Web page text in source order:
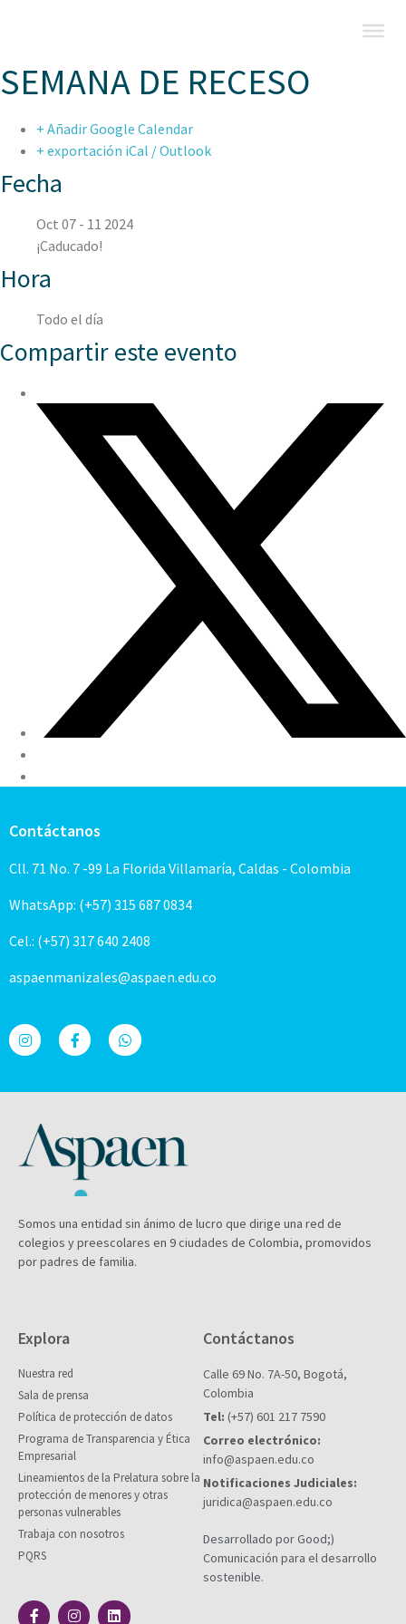
SEMANA DE RECESO
+ Añadir Google Calendar
+ exportación iCal / Outlook
Fecha
Oct 07 - 11 2024
¡Caducado!
Hora
Todo el día
Compartir este evento
Contáctanos
Cll. 71 No. 7 -99 La Florida Villamaría, Caldas - Colombia
WhatsApp: (+57) 315 687 0834
Cel.: (+57) 317 640 2408
aspaenmanizales@aspaen.edu.co
Somos una entidad sin ánimo de lucro que dirige una red de
colegios y preescolares en 9 ciudades de Colombia, promovidos
por padres de familia.
Explora
Nuestra red
Sala de prensa
Política de protección de datos
Programa de Transparencia y Ética
Empresarial
Lineamientos de la Prelatura sobre la
protección de menores y otras
personas vulnerables
Trabaja con nosotros
PQRS
Contáctanos
Calle 69 No. 7A-50, Bogotá,
Colombia
Tel: (+57) 601 217 7590
Correo electrónico:
info@aspaen.edu.co
Notificaciones Judiciales:
juridica@aspaen.edu.co
Desarrollado por Good;)
Comunicación para el desarrollo
sostenible.